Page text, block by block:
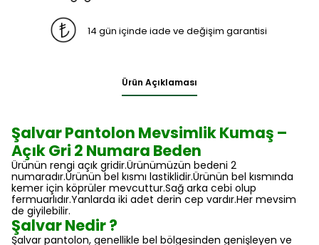
14 gün içinde iade ve değişim garantisi
Ürün Açıklaması
Şalvar Pantolon Mevsimlik Kumaş –
Açık Gri 2 Numara Beden
Ürünün rengi açık gridir.Ürünümüzün bedeni 2
numaradır.Ürünün bel kısmı lastiklidir.Ürünün bel kısmında
kemer için köprüler mevcuttur.Sağ arka cebi olup
fermuarlıdır.Yanlarda iki adet derin cep vardır.Her mevsim
de giyilebilir.
Şalvar Nedir ?
Şalvar pantolon, genellikle bel bölgesinden genişleyen ve